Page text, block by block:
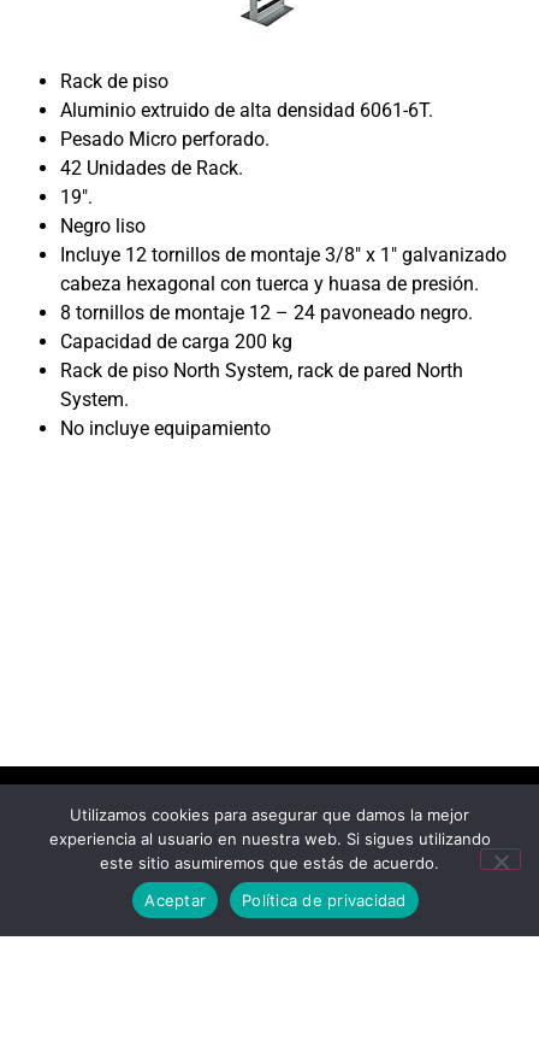
Rack de piso
Aluminio extruido de alta densidad 6061-6T.
Pesado Micro perforado.
42 Unidades de Rack.
19″.
Negro liso
Incluye 12 tornillos de montaje 3/8″ x 1″ galvanizado
cabeza hexagonal con tuerca y huasa de presión.
8 tornillos de montaje 12 – 24 pavoneado negro.
Capacidad de carga 200 kg
Rack de piso North System, rack de pared North
System.
No incluye equipamiento
Utilizamos cookies para asegurar que damos la mejor
experiencia al usuario en nuestra web. Si sigues utilizando
este sitio asumiremos que estás de acuerdo.
Aceptar
Política de privacidad